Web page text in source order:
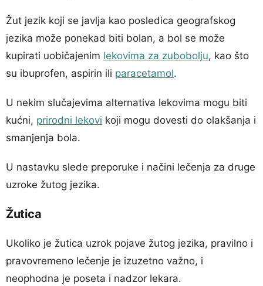
Žut jezik koji se javlja kao posledica geografskog
jezika može ponekad biti bolan, a bol se može
kupirati uobičajenim lekovima za zubobolju, kao što
su ibuprofen, aspirin ili paracetamol.
U nekim slučajevima alternativa lekovima mogu biti
kućni, prirodni lekovi koji mogu dovesti do olakšanja i
smanjenja bola.
U nastavku slede preporuke i načini lečenja za druge
uzroke žutog jezika.
Žutica
Ukoliko je žutica uzrok pojave žutog jezika, pravilno i
pravovremeno lečenje je izuzetno važno, i
neophodna je poseta i nadzor lekara.